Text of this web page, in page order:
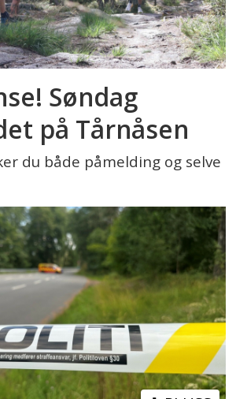
Søndag
på Tårnåsen
du både påmelding og selve